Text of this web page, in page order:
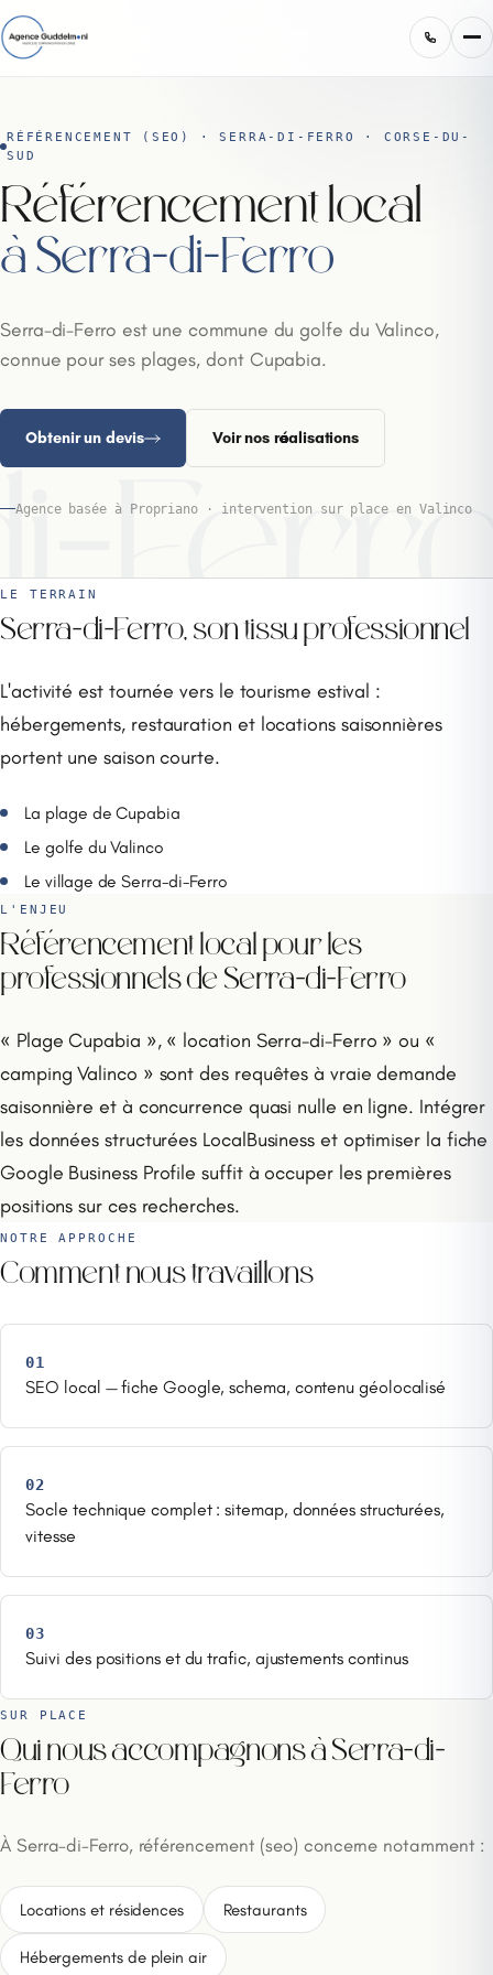
RÉFÉRENCEMENT (SEO) · SERRA-DI-FERRO · CORSE-DU-
SUD
Référencement local
à Serra-di-Ferro
Serra-di-Ferro est une commune du golfe du Valinco,
connue pour ses plages, dont Cupabia.
Obtenir un devis Voir nos réalisations
Agence basée à Propriano · intervention sur place en Valinco
LE TERRAIN
Serra-di-Ferro, son tissu professionnel
L'activité est tournée vers le tourisme estival :
hébergements, restauration et locations saisonnières
portent une saison courte.
La plage de Cupabia
Le golfe du Valinco
Le village de Serra-di-Ferro
L'ENJEU
Référencement local pour les
professionnels de Serra-di-Ferro
« Plage Cupabia », « location Serra-di-Ferro » ou «
camping Valinco » sont des requêtes à vraie demande
saisonnière et à concurrence quasi nulle en ligne. Intégrer
les données structurées LocalBusiness et optimiser la fiche
Google Business Profile suffit à occuper les premières
positions sur ces recherches.
NOTRE APPROCHE
Comment nous travaillons
01
SEO local — fiche Google, schema, contenu géolocalisé
02
Socle technique complet : sitemap, données structurées,
vitesse
03
Suivi des positions et du trafic, ajustements continus
SUR PLACE
Qui nous accompagnons à Serra-di-
Ferro
À Serra-di-Ferro, référencement (seo) concerne notamment :
Locations et résidences Restaurants
Hébergements de plein air